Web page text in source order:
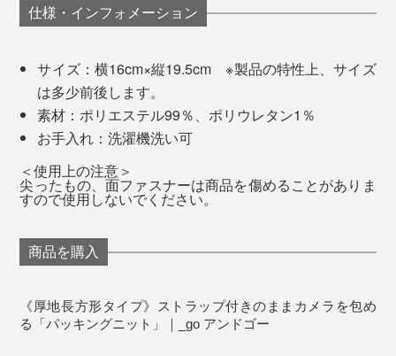
とにかくよく伸びてよく縮む“キックバック性”を最大限
栃尾の技術を結集。
糸はオリジナルの「極大ストレッチ素材」。伸びるポリ
ウレタンに伸びにくいポリエステルを独自の技術で撚糸
（ねんし）し、丈夫でストレッチ性の高い糸を開発。
早速使ってみると、使い心地の良さは想像以上。ケーブ
仕様・インフォメーション
サイズ：横16cm×縦19.5cm ※製品の特性上、サイズ
は多少前後します。
素材：ポリエステル99％、ポリウレタン1％
お手入れ：洗濯機洗い可
＜使用上の注意＞
尖ったもの、面ファスナーは商品を傷めることがありま
すので使用しないでください。
商品を購入
《厚地長方形タイプ》ストラップ付きのままカメラを包め
る「パッキングニット」｜_go アンドゴー